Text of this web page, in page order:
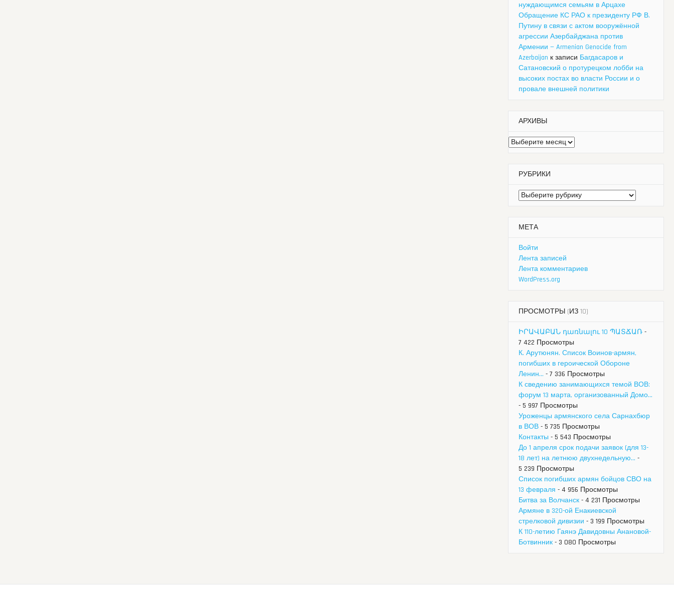
нуждающимся семьям в Арцахе
Обращение КС РАО к президенту РФ В.
Путину в связи с актом вооружённой
агрессии Азербайджана против
Армении — Armenian Genocide from
Azerbaijan к записи Багдасаров и
Сатановский о протурецком лобби на
высоких постах во власти России и о
провале внешней политики
АРХИВЫ
Архивы
РУБРИКИ
Рубрики
МЕТА
Войти
Лента записей
Лента комментариев
WordPress.org
ПРОСМОТРЫ (ИЗ 10)
ԻՐԱՎԱԲԱՆ դառնալու 10 ՊԱՏՃԱՌ -
7 422 Просмотры
К. Арутюнян. Список Воинов-армян,
погибших в героической Обороне
Ленин... - 7 336 Просмотры
К сведению занимающихся темой ВОВ:
форум 13 марта, организованный Домо...
- 5 997 Просмотры
Уроженцы армянского села Сарнахбюр
в ВОВ - 5 735 Просмотры
Контакты - 5 543 Просмотры
До 1 апреля срок подачи заявок (для 13-
18 лет) на летнюю двухнедельную... -
5 239 Просмотры
Список погибших армян бойцов СВО на
13 февраля - 4 956 Просмотры
Битва за Волчанск - 4 231 Просмотры
Армяне в 320-ой Енакиевской
стрелковой дивизии - 3 199 Просмотры
К 110-летию Гаянэ Давидовны Анановой-
Ботвинник - 3 080 Просмотры